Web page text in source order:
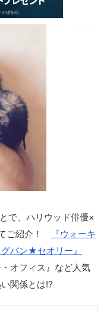
で、ハリウッド俳優×
ご紹介！
『ウォーキ
グバン★セオリー』
・オフィス』など人気
関係とは!?